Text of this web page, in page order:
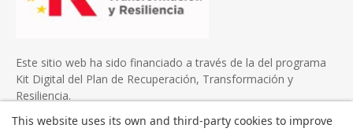
Este sitio web ha sido financiado a través de la del programa
Kit Digital del Plan de Recuperación, Transformación y
Resiliencia.
This website uses its own and third-party cookies to improve